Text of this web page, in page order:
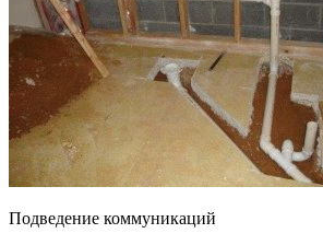
Подведение коммуникаций